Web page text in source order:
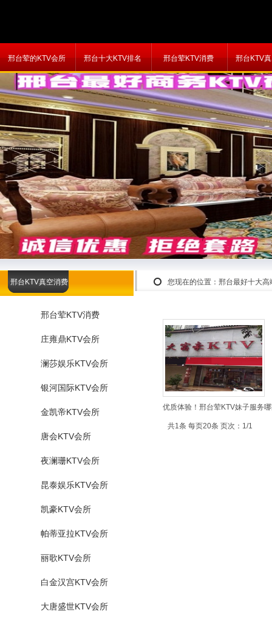
邢台荤的KTV会所 邢台十大KTV排名 邢台荤KTV消费 邢台KTV
您现在的位置： 邢台最好十大高
邢台KTV真空消费
邢台荤KTV消费
庄雍鼎KTV会所
澜莎娱乐KTV会所
银河国际KTV会所
金凯帝KTV会所
唐会KTV会所
夜澜珊KTV会所
昆泰娱乐KTV会所
凯豪KTV会所
帕蒂亚拉KTV会所
丽歌KTV会所
白金汉宫KTV会所
大唐盛世KTV会所
优质体验！邢台荤KTV妹子服务
共1条 每页20条 页次：1/1